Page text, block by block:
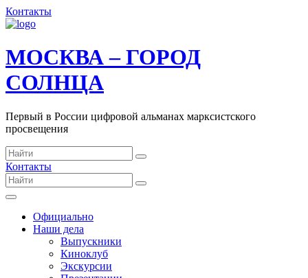
Контакты
МОСКВА – ГОРОД
СОЛНЦА
Первый в России цифровой альманах марксистского
просвещения
Контакты
Официально
Наши дела
Выпускники
Киноклуб
Экскурсии